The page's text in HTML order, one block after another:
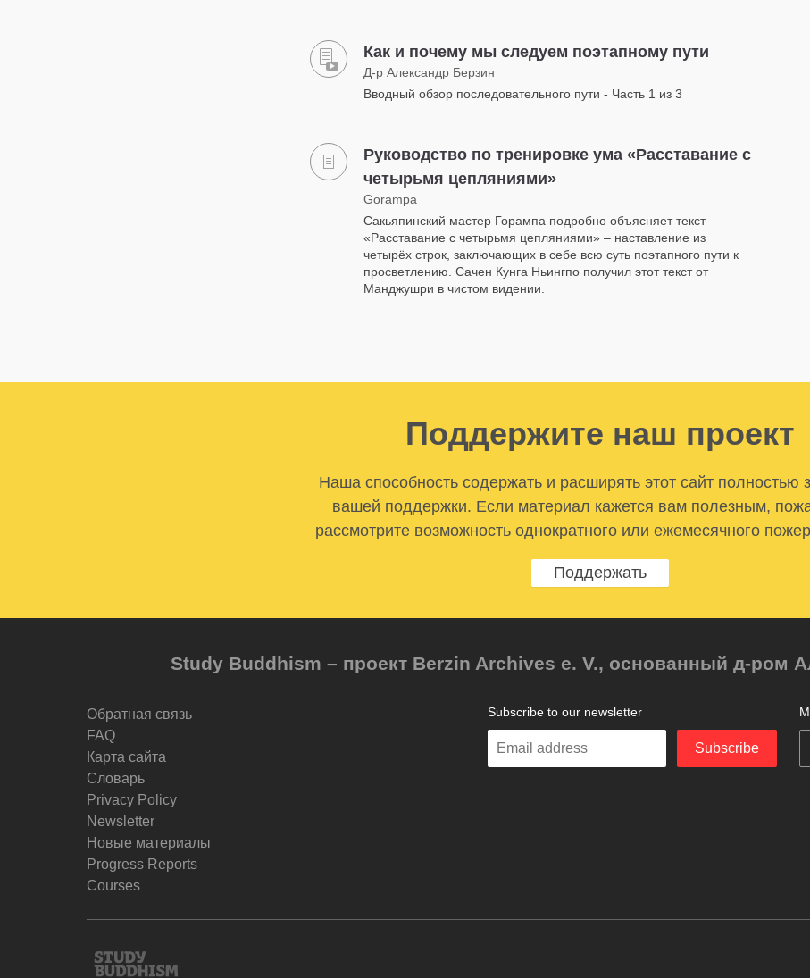
Как и почему мы следуем поэтапному пути
Д-р Александр Берзин
Вводный обзор последовательного пути - Часть 1 из 3
Руководство по тренировке ума «Расставание с
четырьмя цепляниями»
Gorampa
Сакьяпинский мастер Горампа подробно объясняет текст
«Расставание с четырьмя цепляниями» – наставление из
четырёх строк, заключающих в себе всю суть поэтапного пути к
просветлению. Сачен Кунга Ньингпо получил этот текст от
Манджушри в чистом видении.
Поддержите наш проект
Наша способность содержать и расширять этот сайт полностью
вашей поддержки. Если материал кажется вам полезным,
рассмотрите возможность однократного или ежемесячного
Поддержать
Study Buddhism – проект Berzin Archives e. V., основанный д-ром
Обратная связь
FAQ
Карта сайта
Словарь
Privacy Policy
Newsletter
Новые материалы
Progress Reports
Courses
Subscribe to our newsletter
Enter
Subscribe
Study